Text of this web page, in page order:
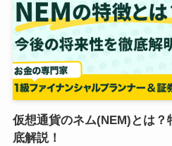
仮想通貨のネム(NEM)とは
底解説！